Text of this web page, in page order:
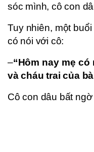
sóc mình, cô con
Tuy nhiên, một
có nói với cô:
–“Hôm nay mẹ
và cháu trai của
Cô con dâu bất ngờ